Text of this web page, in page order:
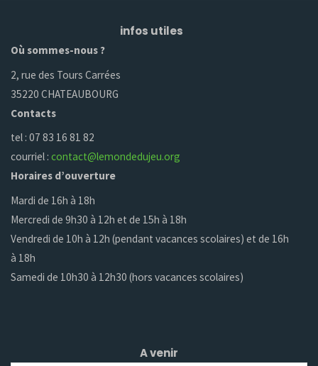
infos utiles
Où sommes-nous ?
2, rue des Tours Carrées
35220 CHATEAUBOURG
Contacts
tel : 07 83 16 81 82
courriel :contact@lemondedujeu.org
Horaires d’ouverture
Mardi de 16h à 18h
Mercredi de 9h30 à 12h et de 15h à 18h
Vendredi de 10h à 12h (pendant vacances scolaires) et de 16h
à 18h
Samedi de 10h30 à 12h30 (hors vacances scolaires)
A venir